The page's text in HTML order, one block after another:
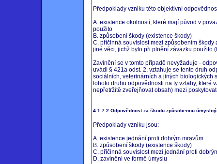
Předpoklady vzniku této objektivní
A. existence okolností, které mají původ v
použito
B. způsobení škody (existence škody)
C. příčinná souvislost mezi způsobením
jiné věci, jichž bylo při plnění závazku použito
Zavinění se v tomto případě nevyžaduje -
uvádí § 421a odst. 2, vztahuje se tento druh
sociálních, veterinárních a jiných biologických
tohoto druhu odpovědnosti na ty vztahy, které
nepřetržitě zveřejňovat obsah) mezi
4.1.7.2 Odpovědnost za škodu způsobenou
Předpoklady vzniku jsou:
A. existence jednání proti dobrým mravům
B. způsobení škody (existence škody)
C. příčinná souvislost mezi jednání proti
D. zavinění ve formě úmyslu